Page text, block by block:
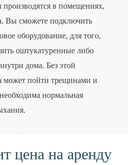
производятся в помещениях,
Вы сможете подключить
оборудование, для того,
оштукатуренные либо
дома. Без этой
может пойти трещинами и
нормальная
цена на аренду